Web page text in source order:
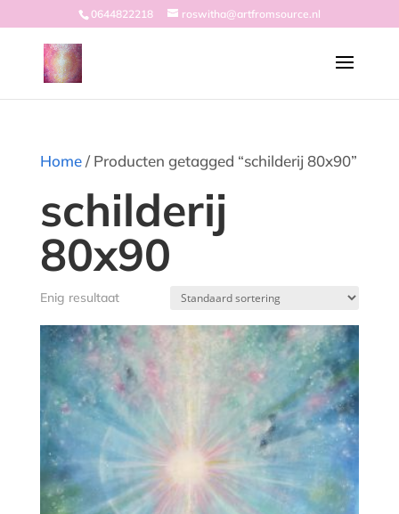
0644822218 roswitha@artfromsource.nl
Home/ Producten getagged “schilderij 80x90”
schilderij
80x90
Enig resultaat